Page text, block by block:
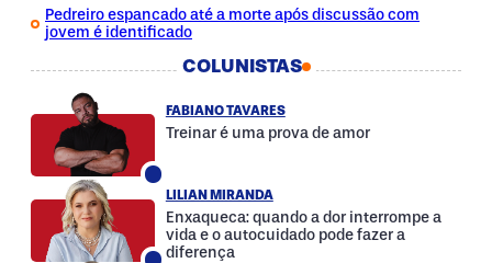
Pedreiro espancado até a morte após discussão com
jovem é identificado
COLUNISTAS
FABIANO TAVARES
Treinar é uma prova de amor
LILIAN MIRANDA
Enxaqueca: quando a dor interrompe a
vida e o autocuidado pode fazer a
diferença